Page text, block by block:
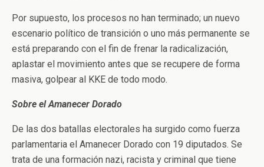
Por supuesto, los procesos no han terminado; un nuevo
escenario político de transición o uno más permanente se
está preparando con el fin de frenar la radicalización,
aplastar el movimiento antes que se recupere de forma
masiva, golpear al KKE de todo modo.
Sobre el Amanecer Dorado
De las dos batallas electorales ha surgido como fuerza
parlamentaria el Amanecer Dorado con 19 diputados. Se
trata de una formación nazi, racista y criminal que tiene